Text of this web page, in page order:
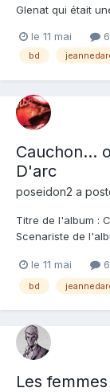
Glenat qui était
qui s'attelle à la
Mais pas du tout
le 11 mai
bd
Cauchon...
D'arc
poseidon2 a
Titre de l'album :
Scenariste de
Editeur de l'album
France et
le 11 mai
bd
Les